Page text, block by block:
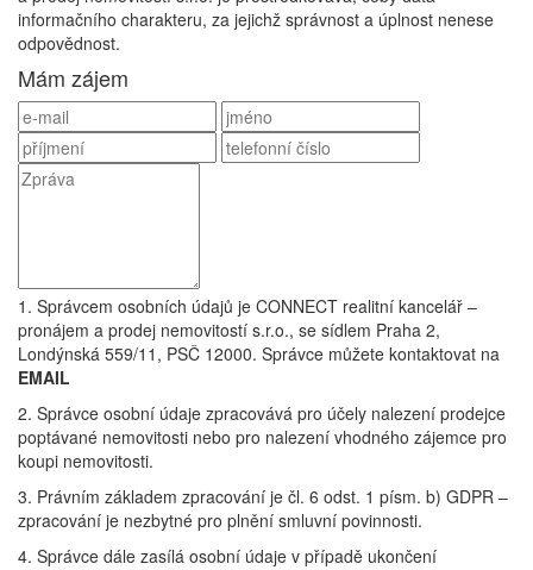
informačního charakteru, za jejichž správnost a úplnost nenese
odpovědnost.
Mám zájem
1. Správcem osobních údajů je CONNECT realitní kancelář –
pronájem a prodej nemovitostí s.r.o., se sídlem Praha 2,
Londýnská 559/11, PSČ 12000. Správce můžete kontaktovat na
EMAIL
2. Správce osobní údaje zpracovává pro účely nalezení prodejce
poptávané nemovitosti nebo pro nalezení vhodného zájemce pro
koupi nemovitosti.
3. Právním základem zpracování je čl. 6 odst. 1 písm. b) GDPR –
zpracování je nezbytné pro plnění smluvní povinnosti.
4. Správce dále zasílá osobní údaje v případě ukončení